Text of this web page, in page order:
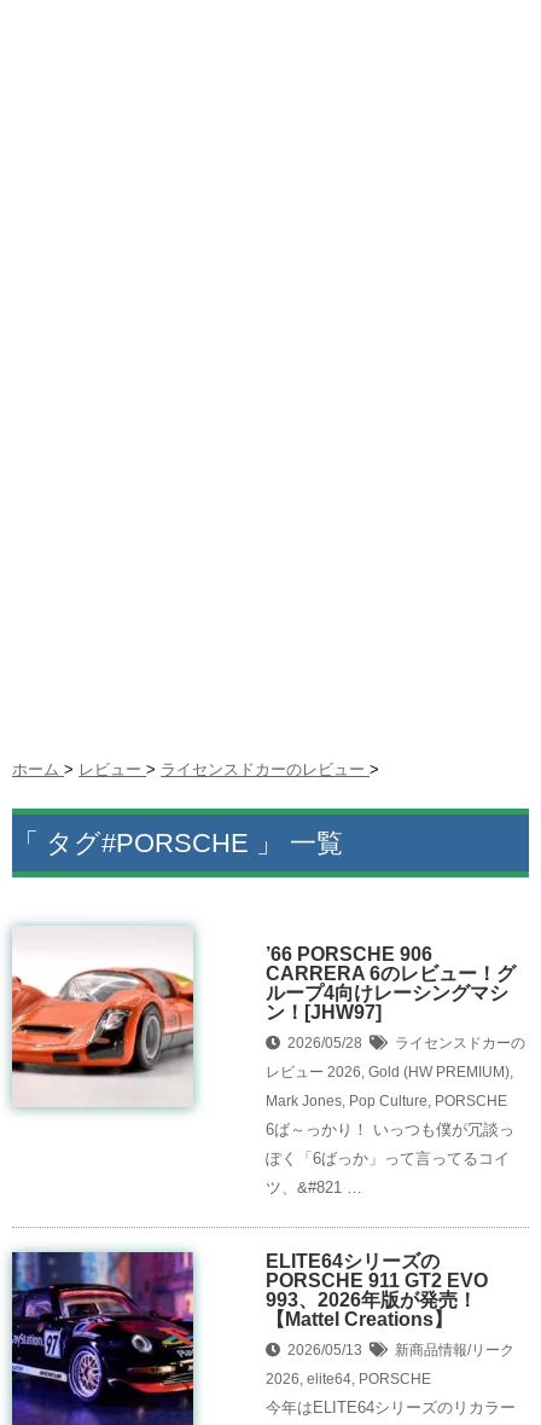
ホーム > レビュー > ライセンスドカーのレビュー >
「 タグ#PORSCHE 」 一覧
’66 PORSCHE 906
CARRERA 6のレビュー！グ
ループ4向けレーシングマシ
ン！[JHW97]
2026/05/28
ライセンスドカーの
レビュー 2026, Gold (HW PREMIUM),
Mark Jones, Pop Culture, PORSCHE
6ば～っかり！ いっつも僕が冗談っ
ぽく「6ばっか」って言ってるコイ
ツ、&#821 …
ELITE64シリーズの
PORSCHE 911 GT2 EVO
993、2026年版が発売！
【Mattel Creations】
2026/05/13
新商品情報/リーク
2026, elite64, PORSCHE
今年はELITE64シリーズのリカラー